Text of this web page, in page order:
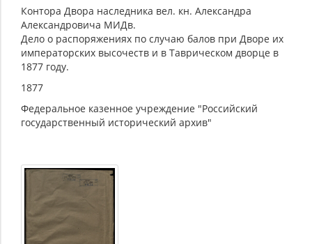
Контора Двора наследника вел. кн. Александра
Александровича МИДв.
Дело о распоряжениях по случаю балов при Дворе их
императорских высочеств и в Таврическом дворце в
1877 году.
1877
Федеральное казенное учреждение "Российский
государственный исторический архив"